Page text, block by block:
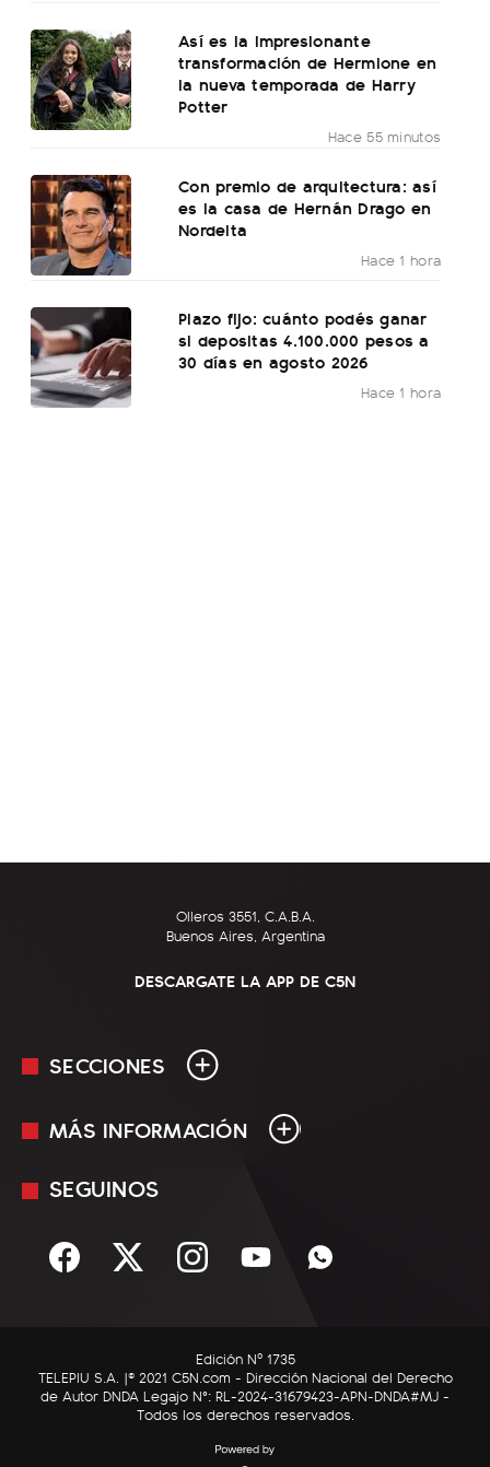
Así es la impresionante
transformación de Hermione en
la nueva temporada de Harry
Potter
Hace 55 minutos
Con premio de arquitectura: así
es la casa de Hernán Drago en
Nordelta
Hace 1 hora
Plazo fijo: cuánto podés ganar
si depositas 4.100.000 pesos a
30 días en agosto 2026
Hace 1 hora
Olleros 3551, C.A.B.A.
Buenos Aires, Argentina
DESCARGATE LA APP DE C5N
SECCIONES
En Vivo
Sociedad
C5N Autos
RatingCero
MÁS INFORMACIÓN
Mediakit
Términos y condiciones
SEGUINOS
Edición Nº 1735
TELEPIU S.A. |© 2021 C5N.com - Dirección Nacional del Derecho
de Autor DNDA Legajo N°: RL-2024-31679423-APN-DNDA#MJ -
Todos los derechos reservados.